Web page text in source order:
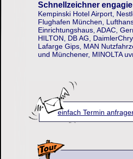
Schnellzeichner
Kempinski Hotel Airport,
Flughafen München,
Einrichtungshaus, ADAC,
HILTON, DB AG,
Lafarge Gips, MAN
und Münchener, MINOLTA
einfach Termin